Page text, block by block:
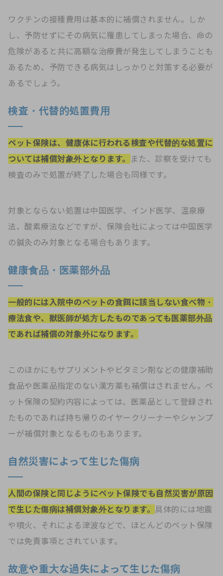
ワクチンの接種費用は基本的に補償されません。しか
し、予防せずにその病気に罹患してしまった場合、命の
危険があると共に高額な治療費が発生してしまうことも
あるため、予防できる病気はしっかりと対策する必要が
あるでしょう。
検査・代替的処置費用
ペット保険は、健康体に行われる検査や代替的な処置に
ついては補償対象外となります。
また、診察を受けても
検査のみで処置が終了した場合も同様です。
対象とならない処置は中国医学、インド医学、温泉療
法、酸素療法などですが、保険会社によっては中国医学
の鍼灸のみ対象となる場合もあります。
健康食品・医薬部外品
一般的には入院中のペットの食餌に該当しない食べ物・
療法食や、獣医師が処方したものであっても医薬部外品
であれば補償の対象外になります。
このほかにもサプリメントやビタミン剤などの健康補助
食品や医薬品指定のない漢方薬も補償はされません。ペ
ット保険の契約内容によっては、医薬品として登録され
たものであれば持ち帰りのイヤークリーナーやシャンプ
ーが補償対象となるものもあります。
自然災害によって生じた傷病
人間の保険と同じようにペット保険でも自然災害が原因
で生じた傷病は補償対象外となります。 具体的には地震
や噴火、それによる津波などで、ほとんどのペット保険
では免責事項とされています。
故意や重大な過失によって生じた傷病